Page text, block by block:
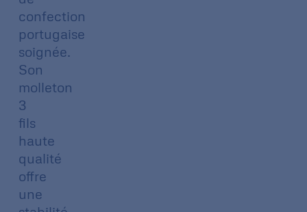
confection
portugaise
soignée.
Son
molleton
3
fils
haute
qualité
offre
une